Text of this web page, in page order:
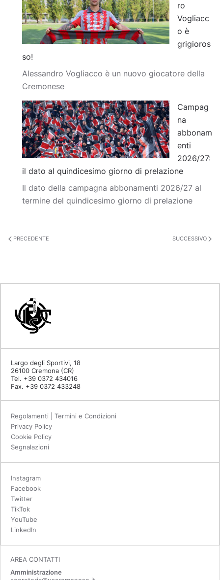
ro
Vogliacc
o è
grigioros
so!
Alessandro Vogliacco è un nuovo giocatore della
Cremonese
Campag
na
abbonam
enti
2026/27:
il dato al quindicesimo giorno di prelazione
Il dato della campagna abbonamenti 2026/27 al
termine del quindicesimo giorno di prelazione
PRECEDENTE SUCCESSIVO
Largo degli Sportivi, 18
26100 Cremona (CR)
Tel. +39 0372 434016
Fax. +39 0372 433248
Regolamenti | Termini e Condizioni
Privacy Policy
Cookie Policy
Segnalazioni
Instagram
Facebook
Twitter
TikTok
YouTube
LinkedIn
AREA CONTATTI
Amministrazione